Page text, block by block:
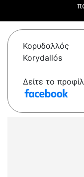
Κορυδαλλός
Korydallós
Δείτε το